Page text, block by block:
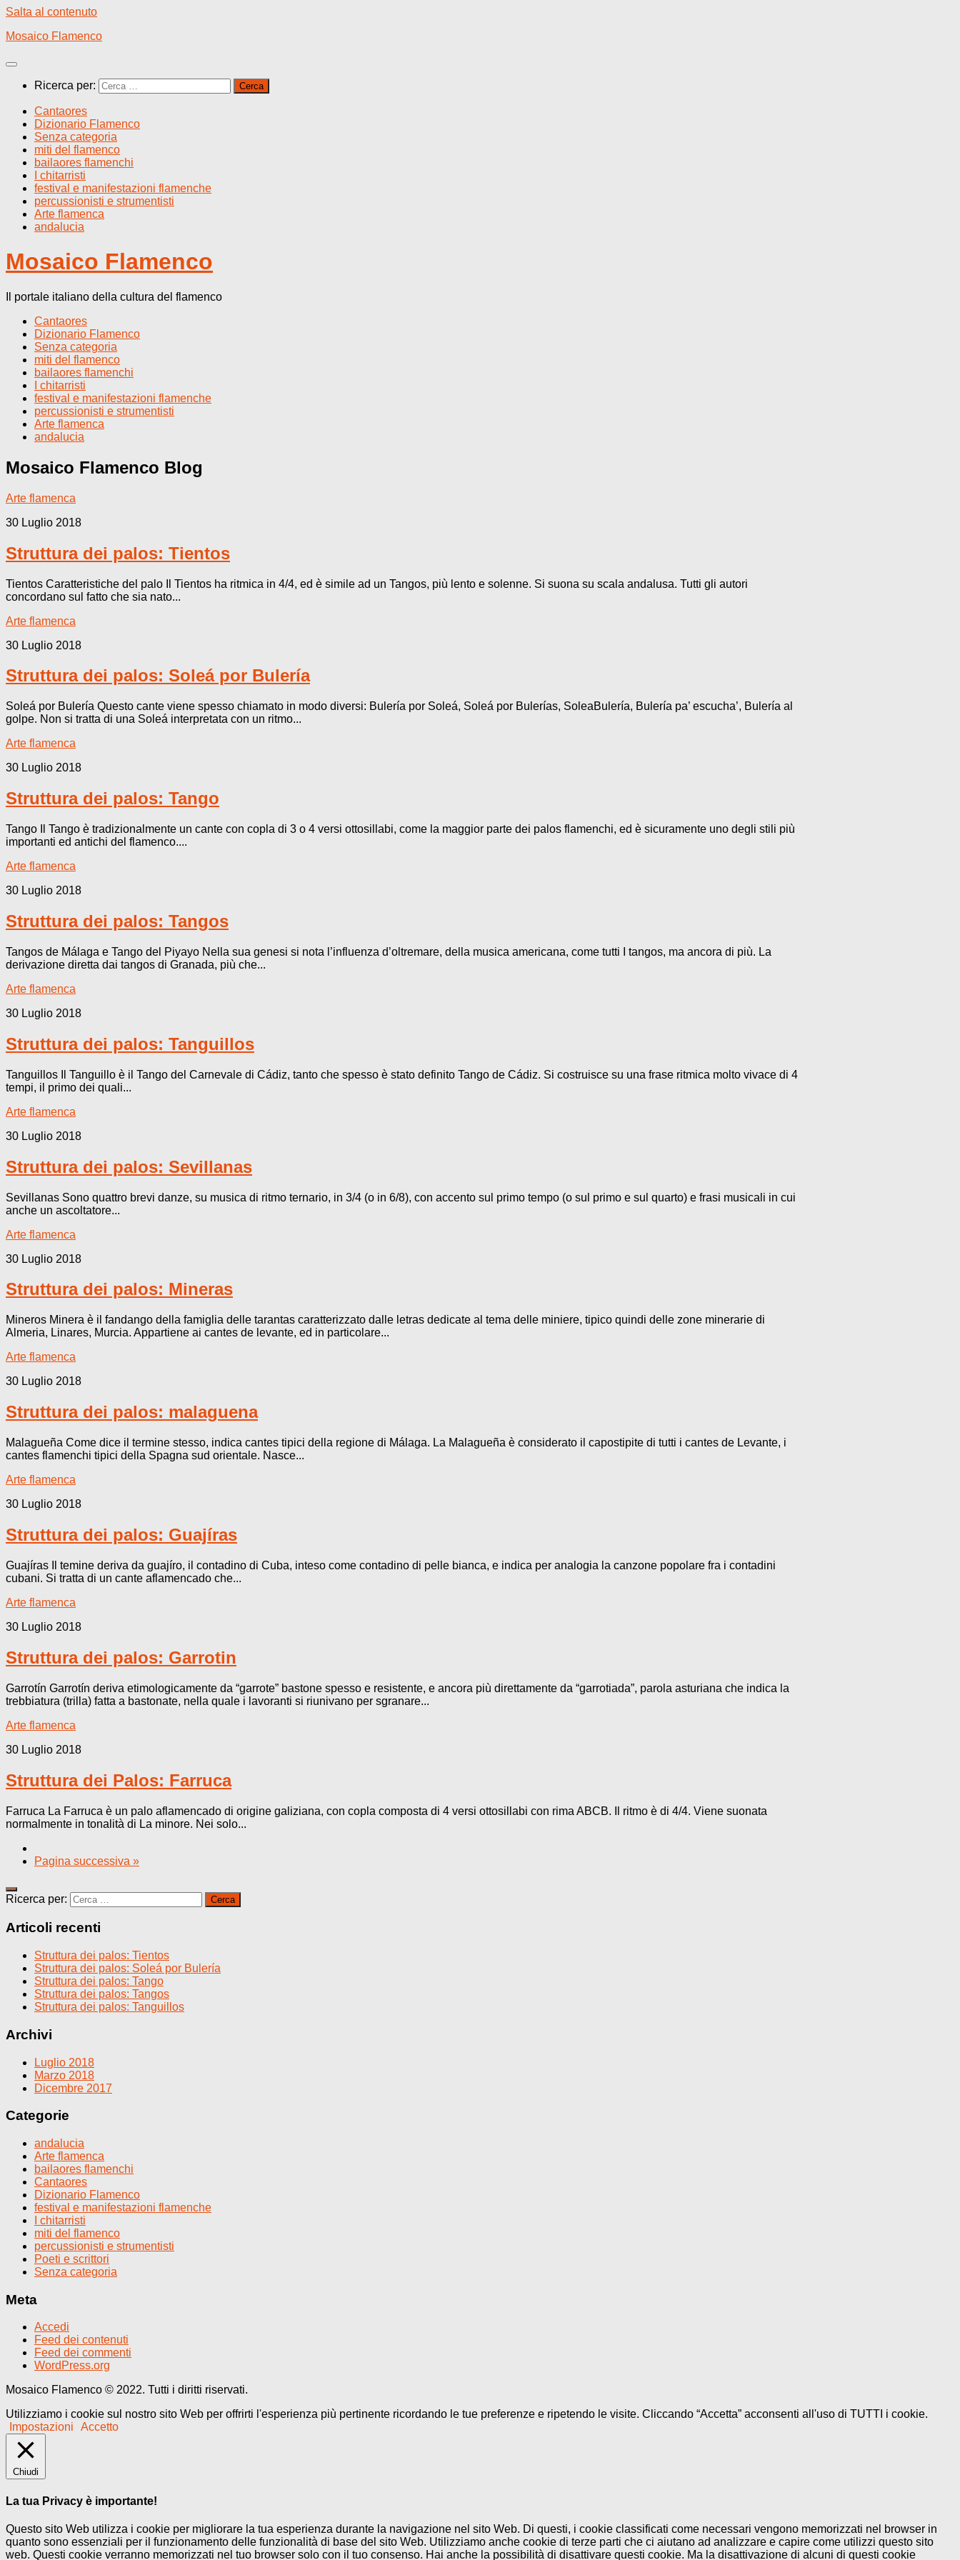
Salta al contenuto
Mosaico Flamenco
Ricerca per:
Cantaores
Dizionario Flamenco
Senza categoria
miti del flamenco
bailaores flamenchi
I chitarristi
festival e manifestazioni flamenche
percussionisti e strumentisti
Arte flamenca
andalucia
Mosaico Flamenco
Il portale italiano della cultura del flamenco
Cantaores
Dizionario Flamenco
Senza categoria
miti del flamenco
bailaores flamenchi
I chitarristi
festival e manifestazioni flamenche
percussionisti e strumentisti
Arte flamenca
andalucia
Mosaico Flamenco Blog
Arte flamenca
30 Luglio 2018
Struttura dei palos: Tientos
Tientos Caratteristiche del palo Il Tientos ha ritmica in 4/4, ed è simile ad un Tangos, più lento e solenne. Si suona su scala andalusa. Tutti gli autori
concordano sul fatto che sia nato...
Arte flamenca
30 Luglio 2018
Struttura dei palos: Soleá por Bulería
Soleá por Bulería Questo cante viene spesso chiamato in modo diversi: Bulería por Soleá, Soleá por Bulerías, SoleaBulería, Bulería pa’ escucha’, Bulería al
golpe. Non si tratta di una Soleá interpretata con un ritmo...
Arte flamenca
30 Luglio 2018
Struttura dei palos: Tango
Tango Il Tango è tradizionalmente un cante con copla di 3 o 4 versi ottosillabi, come la maggior parte dei palos flamenchi, ed è sicuramente uno degli stili più
importanti ed antichi del flamenco....
Arte flamenca
30 Luglio 2018
Struttura dei palos: Tangos
Tangos de Málaga e Tango del Piyayo Nella sua genesi si nota l’influenza d’oltremare, della musica americana, come tutti I tangos, ma ancora di più. La
derivazione diretta dai tangos di Granada, più che...
Arte flamenca
30 Luglio 2018
Struttura dei palos: Tanguillos
Tanguillos Il Tanguillo è il Tango del Carnevale di Cádiz, tanto che spesso è stato definito Tango de Cádiz. Si costruisce su una frase ritmica molto vivace di 4
tempi, il primo dei quali...
Arte flamenca
30 Luglio 2018
Struttura dei palos: Sevillanas
Sevillanas Sono quattro brevi danze, su musica di ritmo ternario, in 3/4 (o in 6/8), con accento sul primo tempo (o sul primo e sul quarto) e frasi musicali in cui
anche un ascoltatore...
Arte flamenca
30 Luglio 2018
Struttura dei palos: Mineras
Mineros Minera è il fandango della famiglia delle tarantas caratterizzato dalle letras dedicate al tema delle miniere, tipico quindi delle zone minerarie di
Almeria, Linares, Murcia. Appartiene ai cantes de levante, ed in particolare...
Arte flamenca
30 Luglio 2018
Struttura dei palos: malaguena
Malagueña Come dice il termine stesso, indica cantes tipici della regione di Málaga. La Malagueña è considerato il capostipite di tutti i cantes de Levante, i
cantes flamenchi tipici della Spagna sud orientale. Nasce...
Arte flamenca
30 Luglio 2018
Struttura dei palos: Guajíras
Guajíras Il temine deriva da guajíro, il contadino di Cuba, inteso come contadino di pelle bianca, e indica per analogia la canzone popolare fra i contadini
cubani. Si tratta di un cante aflamencado che...
Arte flamenca
30 Luglio 2018
Struttura dei palos: Garrotin
Garrotín Garrotín deriva etimologicamente da “garrote” bastone spesso e resistente, e ancora più direttamente da “garrotiada”, parola asturiana che indica la
trebbiatura (trilla) fatta a bastonate, nella quale i lavoranti si riunivano per sgranare...
Arte flamenca
30 Luglio 2018
Struttura dei Palos: Farruca
Farruca La Farruca è un palo aflamencado di origine galiziana, con copla composta di 4 versi ottosillabi con rima ABCB. Il ritmo è di 4/4. Viene suonata
normalmente in tonalità di La minore. Nei solo...
Pagina successiva »
Ricerca per:
Articoli recenti
Struttura dei palos: Tientos
Struttura dei palos: Soleá por Bulería
Struttura dei palos: Tango
Struttura dei palos: Tangos
Struttura dei palos: Tanguillos
Archivi
Luglio 2018
Marzo 2018
Dicembre 2017
Categorie
andalucia
Arte flamenca
bailaores flamenchi
Cantaores
Dizionario Flamenco
festival e manifestazioni flamenche
I chitarristi
miti del flamenco
percussionisti e strumentisti
Poeti e scrittori
Senza categoria
Meta
Accedi
Feed dei contenuti
Feed dei commenti
WordPress.org
Mosaico Flamenco © 2022. Tutti i diritti riservati.
Utilizziamo i cookie sul nostro sito Web per offrirti l'esperienza più pertinente ricordando le tue preferenze e ripetendo le visite. Cliccando “Accetta” acconsenti all'uso di TUTTI i cookie.
Impostazioni
Accetto
Chiudi
La tua Privacy è importante!
Questo sito Web utilizza i cookie per migliorare la tua esperienza durante la navigazione nel sito Web. Di questi, i cookie classificati come necessari vengono memorizzati nel browser in
quanto sono essenziali per il funzionamento delle funzionalità di base del sito Web. Utilizziamo anche cookie di terze parti che ci aiutano ad analizzare e capire come utilizzi questo sito
web. Questi cookie verranno memorizzati nel tuo browser solo con il tuo consenso. Hai anche la possibilità di disattivare questi cookie. Ma la disattivazione di alcuni di questi cookie